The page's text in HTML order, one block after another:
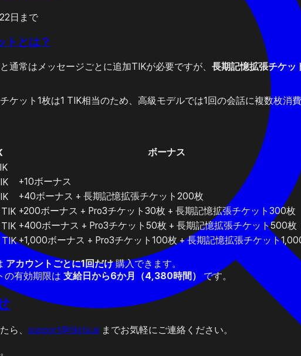
日まで
トとは？
通常はメッセージごとに追加TIKが必要ですが、 長期記憶拡張チケッ
ケット1枚は1 TIK相当のため、高級モデルでは1回の会話に複数枚消
ボーナス
+10ボーナス
+40ボーナス + 長期記憶拡張チケット200枚
+200ボーナス + Pro3チケット30枚 + 長期記憶拡張チケット300枚
+400ボーナス + Pro3チケット50枚 + 長期記憶拡張チケット500枚
+1,000ボーナス + Pro3チケット100枚 + 長期記憶拡張チケット
アカウントごとに1回だけ購入できます。
の有効期限は 支給日から6か月（4,380時間） です。
ら、 support@tikita.ai までお気軽にご連絡ください。